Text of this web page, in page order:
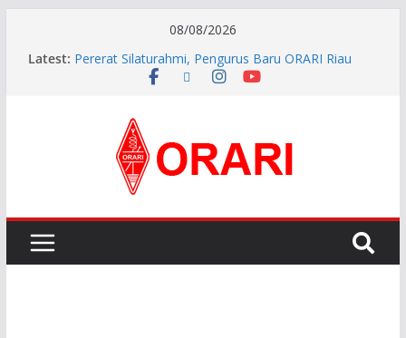
08/08/2026
Latest: Pererat Silaturahmi, Pengurus Baru ORARI Riau
Audiensi dan Siap Bersinergi dengan Diskominfotik
Preparatory Group for WRC-27 )
Aftiyedi Dalimunthe (YC5NNF) Resmi Pimpin ORARI
Lokal Bengkalis 2026–2029, Dikukuhkan Langsung
Ketua Orari Daerah Riau
Riau Beserta Jajaran Hadiri Muslok III Bengkalis